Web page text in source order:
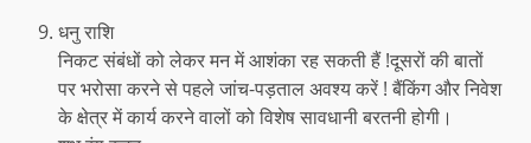
धनु राशि
निकट संबंधों को लेकर मन में आशंका रह सकती हैं !दूसरों की बातों
पर भरोसा करने से पहले जांच-पड़ताल अवश्य करें ! बैंकिंग और निवेश
के क्षेत्र में कार्य करने वालों को विशेष सावधानी बरतनी होगी।